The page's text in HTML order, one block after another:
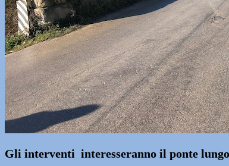
Gli interventi interesseranno il ponte